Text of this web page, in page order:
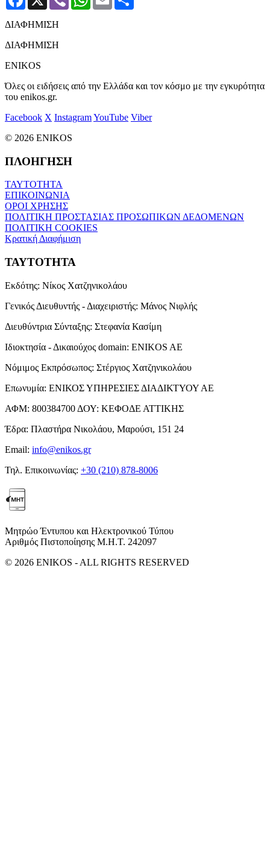
ΔΙΑΦΗΜΙΣΗ
ΔΙΑΦΗΜΙΣΗ
ENIKOS
Όλες οι ειδήσεις από την Ελλάδα και τον κόσμο με την εγκυρότητα
του enikos.gr.
Facebook X InstagramYouTube Viber
© 2026 ENIKOS
ΠΛΟΗΓΗΣΗ
ΤΑΥΤΟΤΗΤΑ
ΕΠΙΚΟΙΝΩΝΙΑ
ΟΡΟΙ ΧΡΗΣΗΣ
ΠΟΛΙΤΙΚΗ ΠΡΟΣΤΑΣΙΑΣ ΠΡΟΣΩΠΙΚΩΝ ΔΕΔΟΜΕΝΩΝ
ΠΟΛΙΤΙΚΗ COOKIES
Κρατική Διαφήμιση
ΤΑΥΤΟΤΗΤΑ
Εκδότης: Νίκος Χατζηνικολάου
Γενικός Διευθυντής - Διαχειριστής: Μάνος Νιφλής
Διευθύντρια Σύνταξης: Στεφανία Κασίμη
Ιδιοκτησία - Δικαιούχος domain: ENIKOS AE
Νόμιμος Εκπρόσωπος: Στέργιος Χατζηνικολάου
Επωνυμία: ΕΝΙΚΟΣ ΥΠΗΡΕΣΙΕΣ ΔΙΑΔΙΚΤΥΟΥ ΑΕ
ΑΦΜ: 800384700 ΔΟΥ: ΚΕΦΟΔΕ ΑΤΤΙΚΗΣ
Έδρα: Πλαστήρα Νικολάου, Μαρούσι, 151 24
Email: info@enikos.gr
Τηλ. Επικοινωνίας: +30 (210) 878-8006
Μητρώο Έντυπου και Ηλεκτρονικού Τύπου
Αριθμός Πιστοποίησης Μ.Η.Τ. 242097
© 2026 ENIKOS - ALL RIGHTS RESERVED